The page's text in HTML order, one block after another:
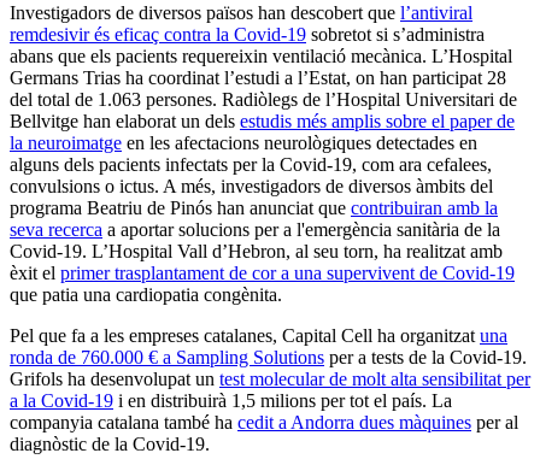
Investigadors de diversos països han descobert que l’antiviral
remdesivir és eficaç contra la Covid-19 sobretot si s’administra
abans que els pacients requereixin ventilació mecànica. L’Hospital
Germans Trias ha coordinat l’estudi a l’Estat, on han participat 28
del total de 1.063 persones. Radiòlegs de l’Hospital Universitari de
Bellvitge han elaborat un dels estudis més amplis sobre el paper de
la neuroimatge en les afectacions neurològiques detectades en
alguns dels pacients infectats per la Covid-19, com ara cefalees,
convulsions o ictus. A més, investigadors de diversos àmbits del
programa Beatriu de Pinós han anunciat que contribuiran amb la
seva recerca a aportar solucions per a l'emergència sanitària de la
Covid-19. L’Hospital Vall d’Hebron, al seu torn, ha realitzat amb
èxit el primer trasplantament de cor a una supervivent de Covid-19
que patia una cardiopatia congènita.
Pel que fa a les empreses catalanes, Capital Cell ha organitzat una
ronda de 760.000 € a Sampling Solutions per a tests de la Covid-19.
Grifols ha desenvolupat un test molecular de molt alta sensibilitat per
a la Covid-19 i en distribuirà 1,5 milions per tot el país. La
companyia catalana també ha cedit a Andorra dues màquines per al
diagnòstic de la Covid-19.